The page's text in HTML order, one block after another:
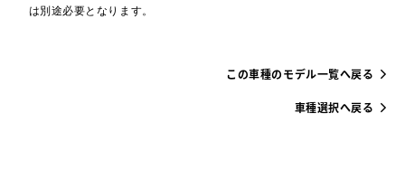
は別途必要となります。
この車種のモデル一覧へ戻る
車種選択へ戻る